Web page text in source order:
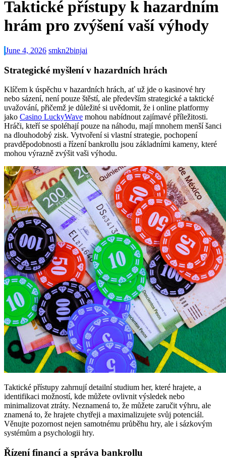
Taktické přístupy k hazardním
hrám pro zvýšení vaší výhody
June 4, 2026 smkn2binjai
Strategické myšlení v hazardních hrách
Klíčem k úspěchu v hazardních hrách, ať už jde o kasinové hry
nebo sázení, není pouze štěstí, ale především strategické a taktické
uvažování, přičemž je důležité si uvědomit, že i online platformy
jako Casino LuckyWave mohou nabídnout zajímavé příležitosti.
Hráči, kteří se spoléhají pouze na náhodu, mají mnohem menší šanci
na dlouhodobý zisk. Vytvoření si vlastní strategie, pochopení
pravděpodobnosti a řízení bankrollu jsou základními kameny, které
mohou výrazně zvýšit vaši výhodu.
Taktické přístupy zahrnují detailní studium her, které hrajete, a
identifikaci možností, kde můžete ovlivnit výsledek nebo
minimalizovat ztráty. Neznamená to, že můžete zaručit výhru, ale
znamená to, že hrajete chytřeji a maximalizujete svůj potenciál.
Věnujte pozornost nejen samotnému průběhu hry, ale i sázkovým
systémům a psychologii hry.
Řízení financí a správa bankrollu